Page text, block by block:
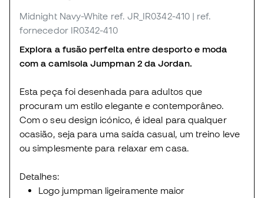
Midnight Navy-White ref. JR_IR0342-410 | ref.
fornecedor IR0342-410
Explora a fusão perfeita entre desporto e moda
com a camisola Jumpman 2 da Jordan.
Esta peça foi desenhada para adultos que
procuram um estilo elegante e contemporâneo.
Com o seu design icónico, é ideal para qualquer
ocasião, seja para uma saída casual, um treino leve
ou simplesmente para relaxar em casa.
Detalhes:
Logo jumpman ligeiramente maior